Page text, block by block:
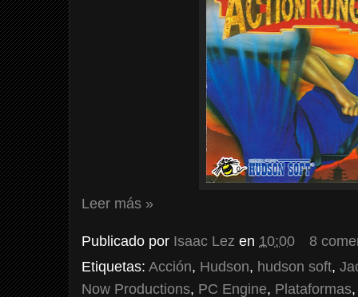
Leer más »
Publicado por Isaac Lez en 10:00
8
Etiquetas: Acción, Hudson, hudson soft,
Now Productions, PC Engine, Plataformas